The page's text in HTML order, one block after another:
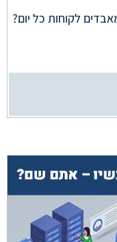
לקוחות כל יום?